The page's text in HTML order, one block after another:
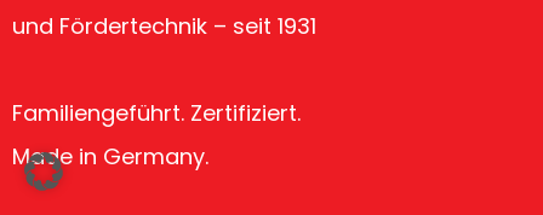
und Fördertechnik – seit 1931
Familiengeführt. Zertifiziert.
Made in Germany.